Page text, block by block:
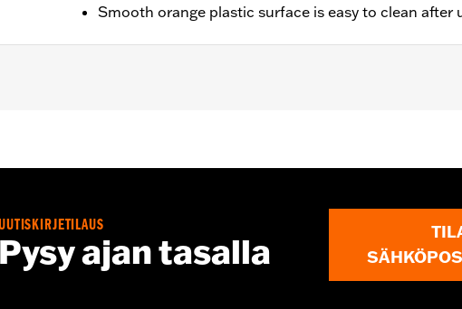
Smooth orange plastic surface is easy to clean after
Pysy ajan tasalla